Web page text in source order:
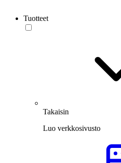
Tuotteet
Takaisin
Luo verkkosivusto